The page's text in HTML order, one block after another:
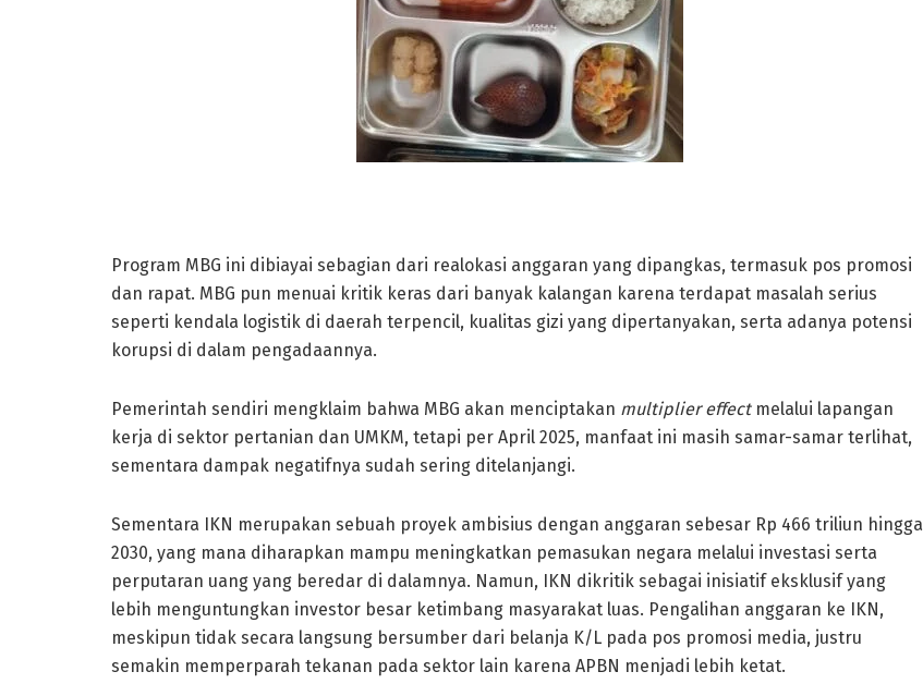
Program MBG ini dibiayai sebagian dari realokasi anggaran yang dipangkas, termasuk pos promosi
dan rapat. MBG pun menuai kritik keras dari banyak kalangan karena terdapat masalah serius
seperti kendala logistik di daerah terpencil, kualitas gizi yang dipertanyakan, serta adanya potensi
korupsi di dalam pengadaannya.
Pemerintah sendiri mengklaim bahwa MBG akan menciptakan multiplier effectmelalui lapangan
kerja di sektor pertanian dan UMKM, tetapi per April 2025, manfaat ini masih samar-samar terlihat,
sementara dampak negatifnya sudah sering ditelanjangi.
Sementara IKN merupakan sebuah proyek ambisius dengan anggaran sebesar Rp 466 triliun hingga
2030, yang mana diharapkan mampu meningkatkan pemasukan negara melalui investasi serta
perputaran uang yang beredar di dalamnya. Namun, IKN dikritik sebagai inisiatif eksklusif yang
lebih menguntungkan investor besar ketimbang masyarakat luas. Pengalihan anggaran ke IKN,
meskipun tidak secara langsung bersumber dari belanja K/L pada pos promosi media, justru
semakin memperparah tekanan pada sektor lain karena APBN menjadi lebih ketat.